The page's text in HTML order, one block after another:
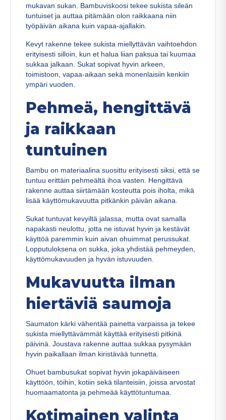
mukavan sukan. Bambuviskoosi tekee sukista sileän
tuntuiset ja auttaa pitämään olon raikkaana niin
työpäivän aikana kuin vapaa-ajallakin.
Kevyt rakenne tekee sukista miellyttävän vaihtoehdon
erityisesti silloin, kun et halua liian paksua tai kuumaa
sukkaa jalkaan. Sukat sopivat hyvin arkeen,
toimistoon, vapaa-aikaan sekä monenlaisiin kenkiin
ympäri vuoden.
Pehmeä, hengittävä
ja raikkaan
tuntuinen
Bambu on materiaalina suosittu erityisesti siksi, että se
tuntuu erittäin pehmeältä ihoa vasten. Hengittävä
rakenne auttaa siirtämään kosteutta pois iholta, mikä
lisää käyttömukavuutta pitkänkin päivän aikana.
Sukat tuntuvat kevyiltä jalassa, mutta ovat samalla
napakasti neulottu, jotta ne istuvat hyvin ja kestävät
käyttöä paremmin kuin aivan ohuimmat perussukat.
Lopputuloksena on sukka, joka yhdistää pehmeyden,
käyttömukavuuden ja hyvän istuvuuden.
Mukavuutta ilman
hiertäviä saumoja
Saumaton kärki vähentää painetta varpaissa ja tekee
sukista miellyttävämmät käyttää erityisesti pitkinä
päivinä. Joustava rakenne auttaa sukkaa pysymään
hyvin paikallaan ilman kiristävää tunnetta.
Ohuet bambusukat sopivat hyvin jokapäiväiseen
käyttöön, töihin, kotiin sekä tilanteisiin, joissa arvostat
huomaamatonta ja pehmeää käyttötuntumaa.
Kotimainen valinta